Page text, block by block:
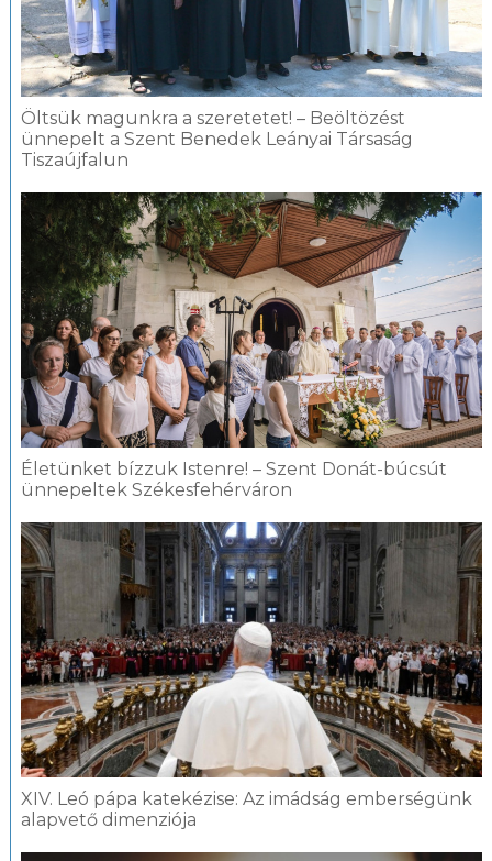
Öltsük magunkra a szeretetet! – Beöltözést
ünnepelt a Szent Benedek Leányai Társaság
Tiszaújfalun
Életünket bízzuk Istenre! – Szent Donát-búcsút
ünnepeltek Székesfehérváron
XIV. Leó pápa katekézise: Az imádság emberségünk
alapvető dimenziója